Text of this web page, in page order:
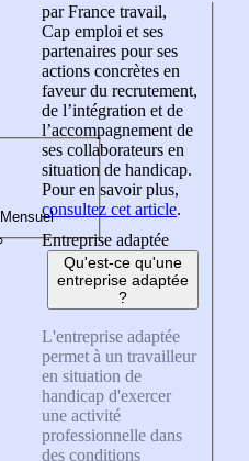
par France travail,
Cap emploi et ses
partenaires pour ses
actions concrètes en
faveur du recrutement,
de l’intégration et de
l’accompagnement de
ses collaborateurs en
situation de handicap.
Pour en savoir plus,
consultez cet article.
Entreprise adaptée
Qu'est-ce qu'une
entreprise adaptée
?
L'entreprise adaptée
permet à un travailleur
en situation de
handicap d'exercer
une activité
professionnelle dans
des conditions